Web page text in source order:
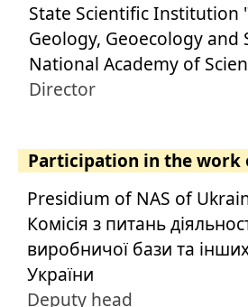
State Scientific Institution
Geology, Geoecology
National Academy of
Director
Participation in the work
Presidium of NAS of
Комісія з питань
виробничої бази та
України
Deputy head